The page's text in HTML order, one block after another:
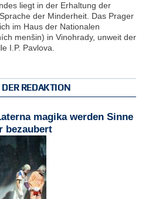
liegt in der Erhaltung der
der Minderheit. Das Prager
im Haus der Nationalen
menšin) in Vinohrady, unweit der
I.P. Pavlova.
REDAKTION
magika werden Sinne
bezaubert